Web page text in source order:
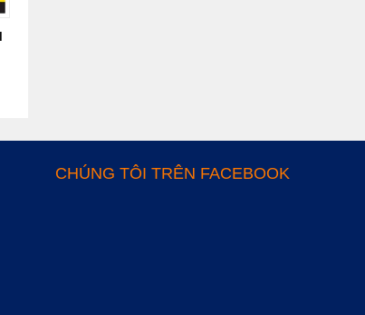
CHÚNG TÔI TRÊN FACEBOOK